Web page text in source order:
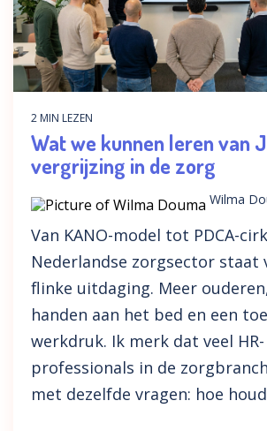
2 MIN LEZEN
Wat we kunnen leren van
vergrijzing in de zorg
Wilma
Van KANO-model tot PDCA-
Nederlandse zorgsector staat
flinke uitdaging. Meer
handen aan het bed en een
werkdruk. Ik merk dat veel HR-
professionals in de
met dezelfde vragen: hoe